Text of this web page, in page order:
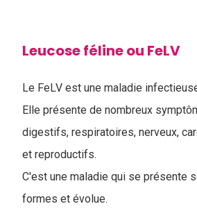
Leucose féline ou FeLV
Le FeLV est une maladie
Elle présente de nombreux
digestifs, respiratoires, nerveux,
et reproductifs.
C'est une maladie qui se présente
formes et évolue.